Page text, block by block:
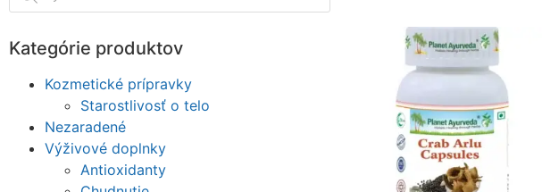
Kategórie produktov
Kozmetické prípravky
Starostlivosť o telo
Nezaradené
Výživové doplnky
Antioxidanty